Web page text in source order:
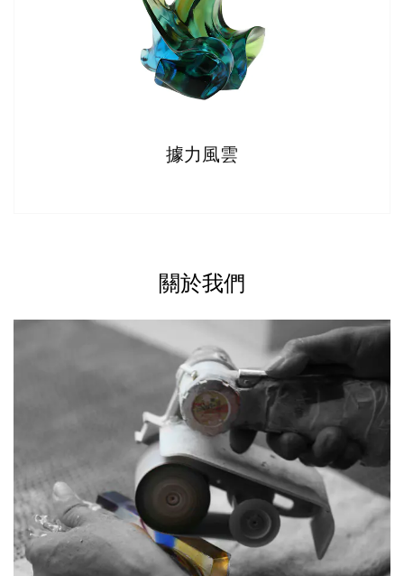
據力風雲
關於我們